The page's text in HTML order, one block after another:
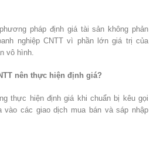
pháp định giá tài sản không phản
nghiệp CNTT vì phần lớn giá trị của
vô hình.
nên thực hiện định giá?
thực hiện định giá khi chuẩn bị kêu gọi
vào các giao dịch mua bán và sáp nhập